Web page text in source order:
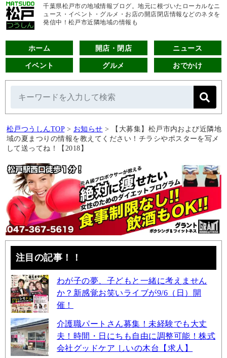
千葉県松戸市の地域情報ブログ。地元に根づいたローカルなニ
ュース・イベント・グルメ・お店の開店閉店情報などのネタを
発信中！松戸市近隣地域の情報も
ホーム 開店・閉店 ニュース
イベント グルメ おでかけ
松戸つうしんTOP > お知らせ >
【大募集】松戸市内および近隣地
域の夏まつりの情報を教えてください！チラシやポスターを写メ
して送ってね！【2018】
注目の記事！！
わが子の夢、子どもと一緒に考えません
か？新感覚お笑いライブが9/6（日）開
催！
介護職パートさん募集！未経験でも大丈
夫！時間・日にちも自由に調整可能！株式
会社グッドケア しいの木台【求人】